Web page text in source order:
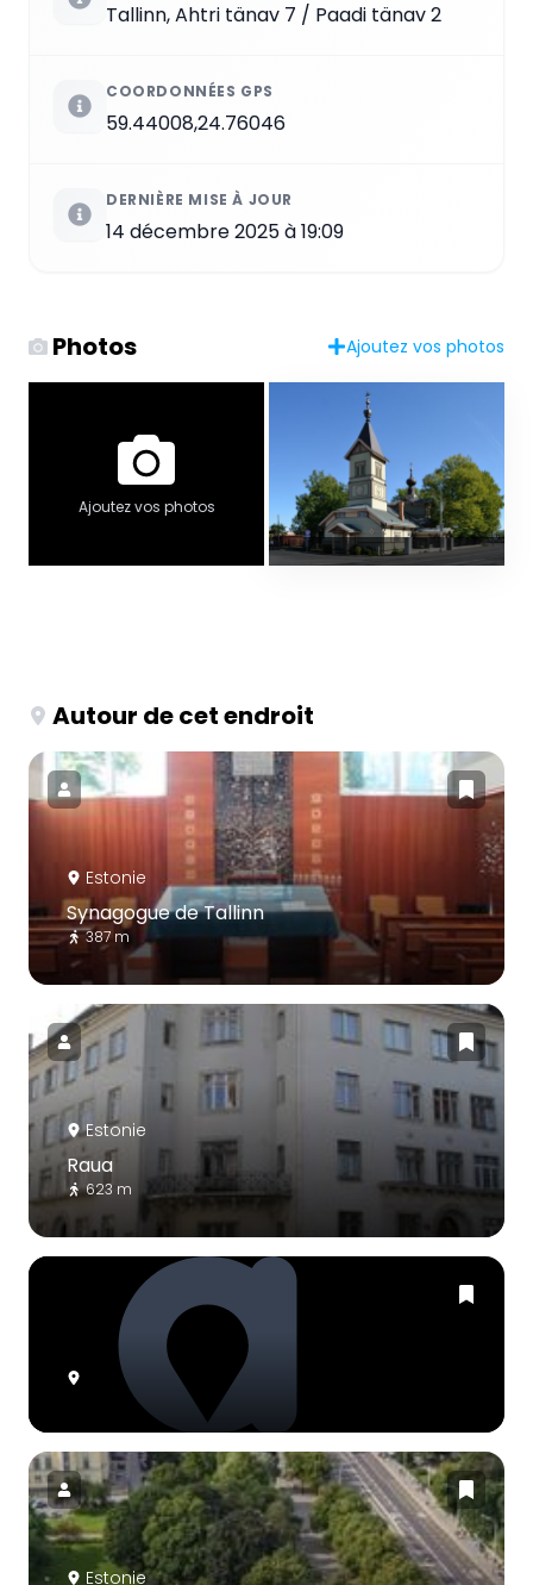
Tallinn, Ahtri tänav 7 / Paadi tänav 2
COORDONNÉES GPS
59.44008,24.76046
DERNIÈRE MISE À JOUR
14 décembre 2025 à 19:09
Photos Ajoutez vos photos
Ajoutez vos photos
Autour de cet endroit
Estonie
Synagogue de Tallinn
387 m
Estonie
Raua
623 m
Estonie